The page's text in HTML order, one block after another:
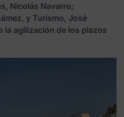
Nicolás Navarro;
y Turismo, José
la agilización de los plazos